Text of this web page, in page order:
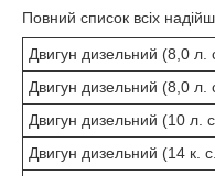
Повний список всіх
Двигун дизельний (8,0
Двигун дизельний (8,0
Двигун дизельний (10 л.
Двигун дизельний (14 к.